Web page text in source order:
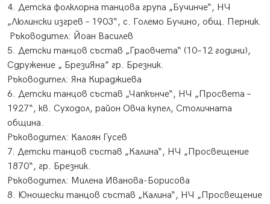
4. Детска фолклорна танцова група „Бучинче“, НЧ
„Люлински изгрев – 1903“, с. Големо Бучино, общ. Перник.
​ Ръководител: Йоан Василев
5. Детски танцов състав „Граовчета“ (10–12 години),
Сдружение „ БрезиЯна” гр. Брезник.
Ръководител: Яна Кираджиева
6. Детски танцов състав „Чапкънче“, НЧ „Просвета –
1927“, кв. Суходол, район Овча купел, Столичната
община.
Ръководител: Калоян Гусев
7. Детски танцов състав „Калина“, НЧ „Просвещение
1870“, гр. Брезник.
​Ръководител: Милена Иванова-Борисова
8. Юношески танцов състав „Калина“, НЧ „Просвещение